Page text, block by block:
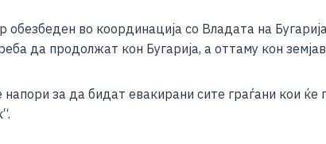
во координација со Владата на
да продолжат кон Бугарија, а оттаму кон
за да бидат евакирани сите граѓани кои